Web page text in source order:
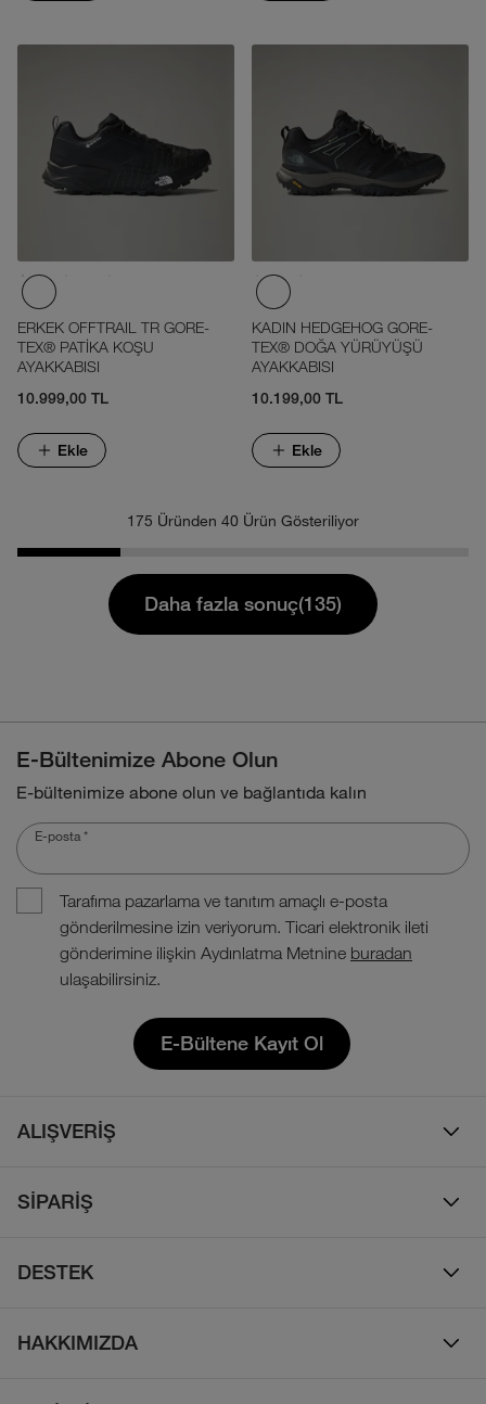
ERKEK OFFTRAIL TR GORE-
TEX® PATİKA KOŞU
AYAKKABISI
10.999,00 TL
Ekle
KADIN HEDGEHOG GORE-
TEX® DOĞA YÜRÜYÜŞÜ
AYAKKABISI
10.199,00 TL
Ekle
175 Üründen 40 Ürün Gösteriliyor
Daha fazla sonuç(135)
E-Bültenimize Abone Olun
E-bültenimize abone olun ve bağlantıda kalın
E-posta *
Tarafıma pazarlama ve tanıtım amaçlı e-posta
gönderilmesine izin veriyorum. Ticari elektronik ileti
gönderimine ilişkin Aydınlatma Metnine buradan
ulaşabilirsiniz.
E-Bültene Kayıt Ol
ALIŞVERİŞ
Çocuk
Ayakkabı
SİPARİŞ
İade Politikası
DESTEK
HAKKIMIZDA